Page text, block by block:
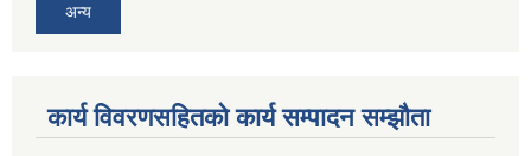
अन्य
कार्य विवरणसहितको कार्य सम्पादन सम्झौता